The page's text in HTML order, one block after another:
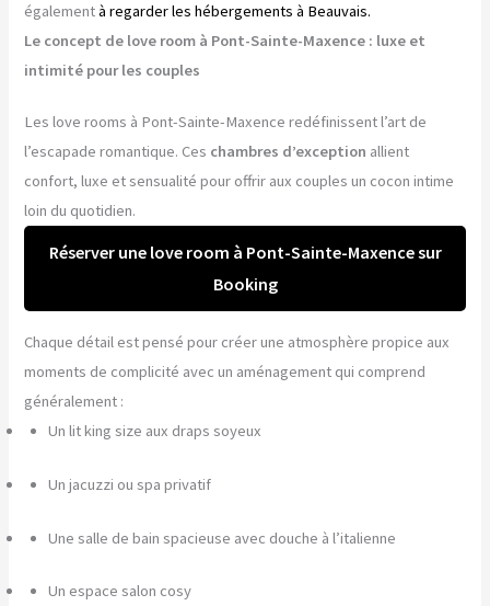
égalementà regarder les hébergements à Beauvais.
Le concept de love room à Pont-Sainte-Maxence : luxe et
intimité pour les couples
Les love rooms à Pont-Sainte-Maxence redéfinissent l’art de
l’escapade romantique. Ces chambres d’exception allient
confort, luxe et sensualité pour offrir aux couples un cocon intime
loin du quotidien.
Réserver une love room à Pont-Sainte-Maxence sur
Booking
Chaque détail est pensé pour créer une atmosphère propice aux
moments de complicité avec un aménagement qui comprend
généralement :
Un lit king size aux draps soyeux
Un jacuzzi ou spa privatif
Une salle de bain spacieuse avec douche à l’italienne
Un espace salon cosy